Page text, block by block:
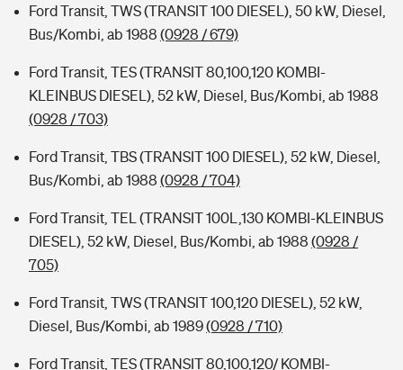
Ford Transit, TWS (TRANSIT 100 DIESEL), 50 kW, Diesel,
Bus/Kombi, ab 1988 (0928 / 679)
Ford Transit, TES (TRANSIT 80,100,120 KOMBI-
KLEINBUS DIESEL), 52 kW, Diesel, Bus/Kombi, ab 1988
(0928 / 703)
Ford Transit, TBS (TRANSIT 100 DIESEL), 52 kW, Diesel,
Bus/Kombi, ab 1988 (0928 / 704)
Ford Transit, TEL (TRANSIT 100L,130 KOMBI-KLEINBUS
DIESEL), 52 kW, Diesel, Bus/Kombi, ab 1988 (0928 /
705)
Ford Transit, TWS (TRANSIT 100,120 DIESEL), 52 kW,
Diesel, Bus/Kombi, ab 1989(0928 / 710)
Ford Transit, TES (TRANSIT 80,100,120/ KOMBI-